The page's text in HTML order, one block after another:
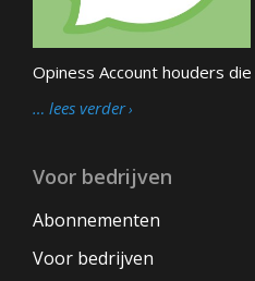
Opiness Account houders
… lees verder
Voor bedrijven
Abonnementen
Voor bedrijven